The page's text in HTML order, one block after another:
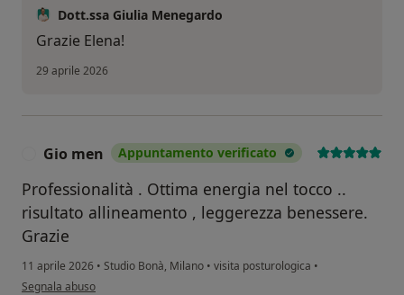
Dott.ssa Giulia Menegardo
Grazie Elena!
29 aprile 2026
Gio men Appuntamento verificato
Professionalità . Ottima energia nel tocco ..
risultato allineamento , leggerezza benessere.
Grazie
11 aprile 2026 • Studio Bonà, Milano • visita posturologica •
secondo l'opinione dell'utente Gio men
Segnala abuso